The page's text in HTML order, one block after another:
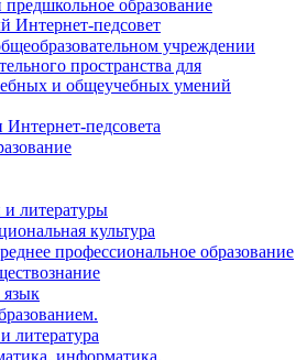
образование
Интернет-педсовет
учреждении
пространства для
и общеучебных умений
педсовета
литературы
культура
профессиональное образование
литература